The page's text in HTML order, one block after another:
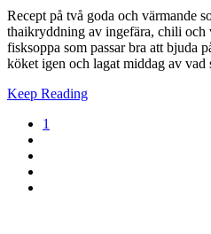
Recept på två goda och värmande
thaikryddning av ingefära, chili och
fisksoppa som passar bra att bjuda
köket igen och lagat middag av
Keep Reading
1